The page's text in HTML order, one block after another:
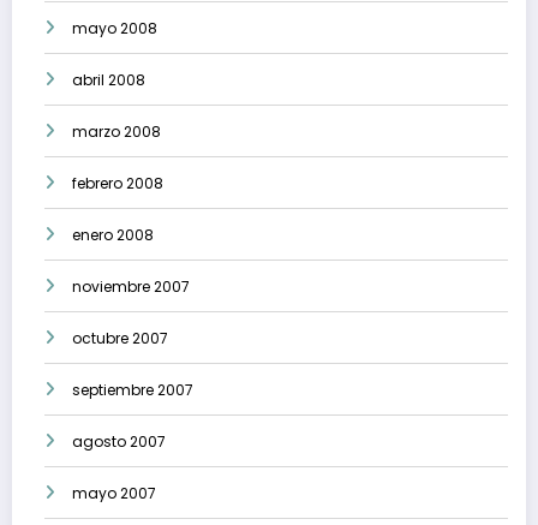
mayo 2008
abril 2008
marzo 2008
febrero 2008
enero 2008
noviembre 2007
octubre 2007
septiembre 2007
agosto 2007
mayo 2007